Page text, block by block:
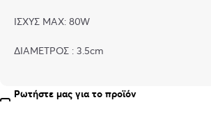
ΙΣΧΥΣ MAX: 80W
ΔΙΑΜΕΤΡΟΣ : 3.5cm
Ρωτήστε μας για το προϊόν